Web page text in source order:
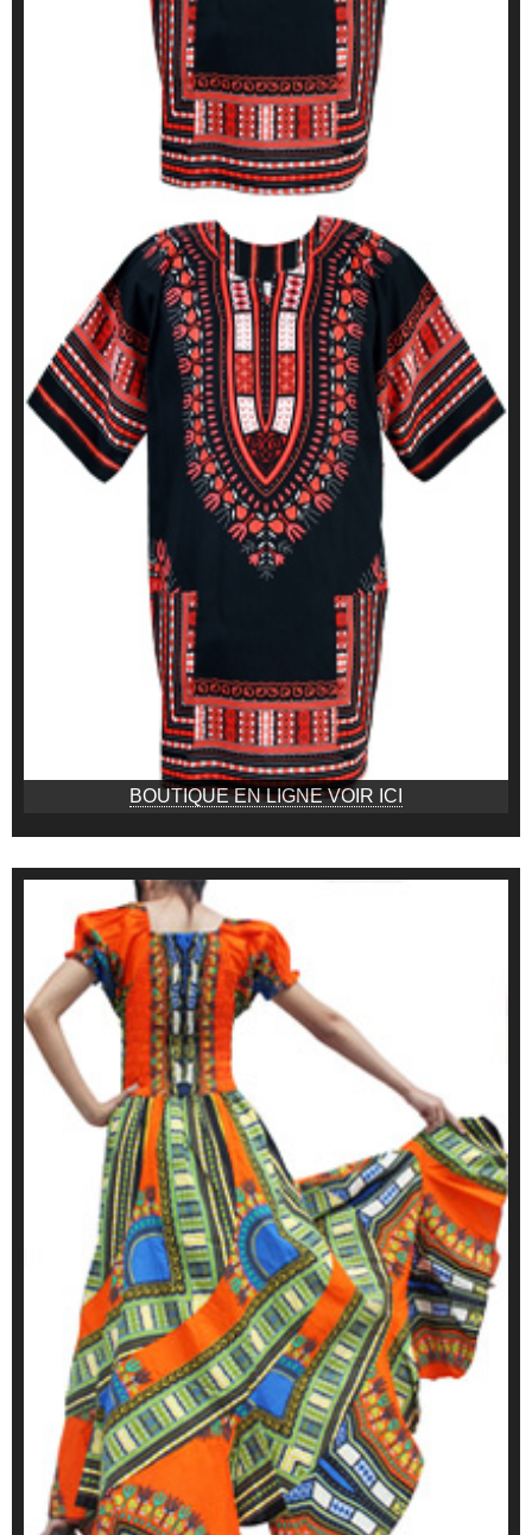
BOUTIQUE EN LIGNE VOIR ICI